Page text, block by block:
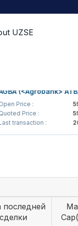
UZSE
(<Agrobank> ATB)
Price :
Price :
596(
transaction :
последней
сделки